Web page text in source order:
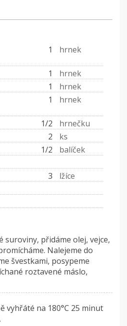
1
hrnek
1
hrnek
1
hrnek
1
hrnek
1/2
hrnečku
2
ks
1/2
balíček
3
lžíce
suroviny, přidáme olej, vejce,
Nalejeme do
švestkami, posypeme
roztavené máslo,
vyhřáté na 180°C 25 minut